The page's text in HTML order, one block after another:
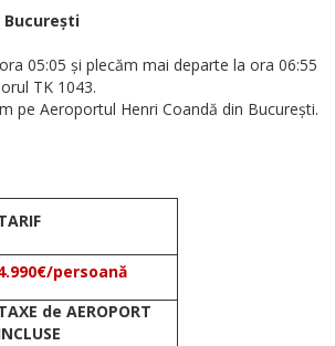
București
05:05 și plecăm mai departe la ora 06:55
TK 1043.
pe Aeroportul Henri Coandă din București.
persoană
de AEROPORT